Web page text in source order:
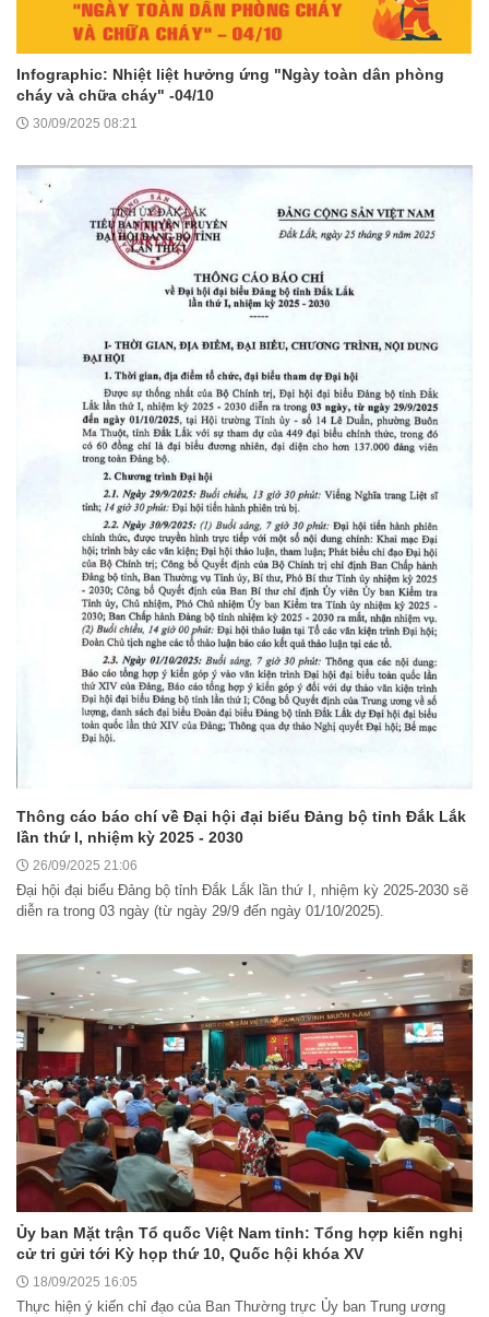
Infographic: Nhiệt liệt hưởng ứng "Ngày toàn dân phòng
cháy và chữa cháy" -04/10
30/09/2025 08:21
Thông cáo báo chí về Đại hội đại biểu Đảng bộ tỉnh Đắk Lắk
lần thứ I, nhiệm kỳ 2025 - 2030
26/09/2025 21:06
Đại hội đại biểu Đảng bộ tỉnh Đắk Lắk lần thứ I, nhiệm kỳ 2025-2030 sẽ
diễn ra trong 03 ngày (từ ngày 29/9 đến ngày 01/10/2025).
Ủy ban Mặt trận Tổ quốc Việt Nam tỉnh: Tổng hợp kiến nghị
cử tri gửi tới Kỳ họp thứ 10, Quốc hội khóa XV
18/09/2025 16:05
Thực hiện ý kiến chỉ đạo của Ban Thường trực Ủy ban Trung ương